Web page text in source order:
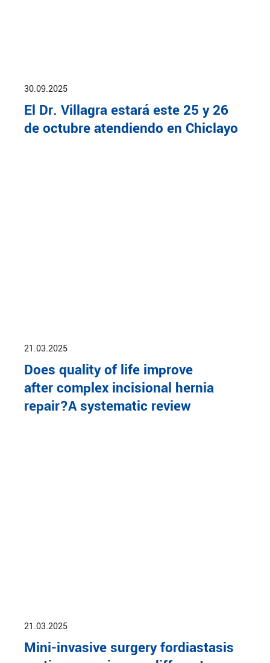
30.09.2025
El Dr. Villagra estará este 25 y 26
de octubre atendiendo en Chiclayo
21.03.2025
Does quality of life improve
after complex incisional hernia
repair?A systematic review
21.03.2025
Mini-invasive surgery fordiastasis